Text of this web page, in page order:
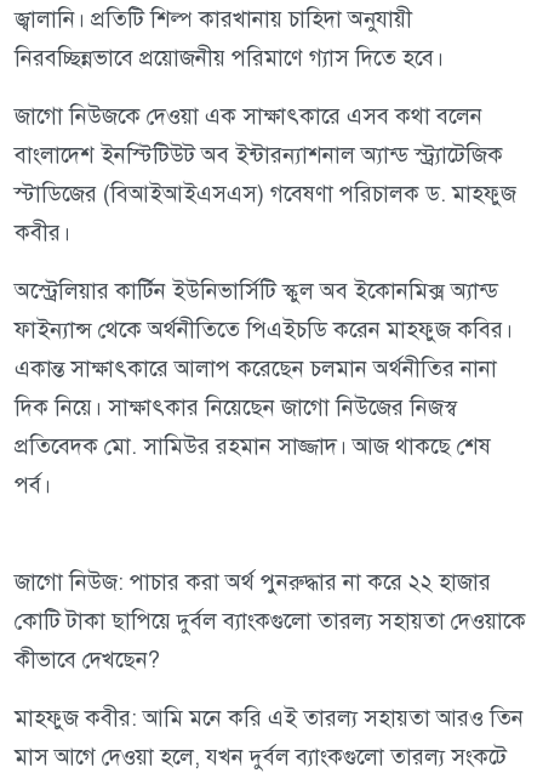
জ্বালানি। প্রতিটি শিল্প কারখানায় চাহিদা অনুযায়ী
নিরবচ্ছিন্নভাবে প্রয়োজনীয় পরিমাণে গ্যাস দিতে হবে।
জাগো নিউজকে দেওয়া এক সাক্ষাৎকারে এসব কথা বলেন
বাংলাদেশ ইনস্টিটিউট অব ইন্টারন্যাশনাল অ্যান্ড স্ট্র্যাটেজিক
স্টাডিজের (বিআইআইএসএস) গবেষণা পরিচালক ড. মাহফুজ
কবীর।
অস্ট্রেলিয়ার কার্টিন ইউনিভার্সিটি স্কুল অব ইকোনমিক্স অ্যান্ড
ফাইন্যান্স থেকে অর্থনীতিতে পিএইচডি করেন মাহফুজ কবির।
একান্ত সাক্ষাৎকারে আলাপ করেছেন চলমান অর্থনীতির নানা
দিক নিয়ে। সাক্ষাৎকার নিয়েছেন জাগো নিউজের নিজস্ব
প্রতিবেদক মো. সামিউর রহমান সাজ্জাদ। আজ থাকছে শেষ
পর্ব।
জাগো নিউজ: পাচার করা অর্থ পুনরুদ্ধার না করে ২২ হাজার
কোটি টাকা ছাপিয়ে দুর্বল ব্যাংকগুলো তারল্য সহায়তা দেওয়াকে
কীভাবে দেখছেন?
মাহফুজ কবীর: আমি মনে করি এই তারল্য সহায়তা আরও তিন
মাস আগে দেওয়া হলে, যখন দুর্বল ব্যাংকগুলো তারল্য সংকটে